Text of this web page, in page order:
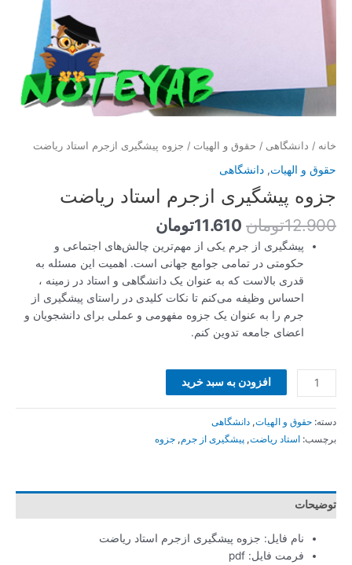
خانه / دانشگاهی / حقوق و الهیات / جزوه پیشگیری ازجرم استاد ریاضت
حقوق و الهیات, دانشگاهی
جزوه پیشگیری ازجرم استاد ریاضت
12.900تومان 11.610تومان
پیشگیری از جرم یکی از مهم‌ترین چالش‌های اجتماعی و
حکومتی در تمامی جوامع جهانی است. اهمیت این مسئله به
قدری بالاست که به عنوان یک دانشگاهی و استاد در زمینه ،
احساس وظیفه می‌کنم تا نکات کلیدی در راستای پیشگیری از
جرم را به عنوان یک جزوه مفهومی و عملی برای دانشجویان و
اعضای جامعه تدوین کنم.
افزودن به سبد خرید
دسته: حقوق و الهیات, دانشگاهی
برچسب: استاد ریاضت, پیشگیری از جرم , جزوه
توضیحات
نام فایل: جزوه پیشگیری ازجرم استاد ریاضت
فرمت فایل: pdf